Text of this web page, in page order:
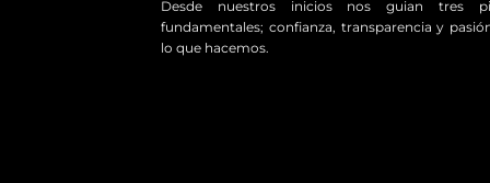
Desde nuestros inicios nos guian tres
fundamentales; confianza, transparencia y
lo que hacemos.